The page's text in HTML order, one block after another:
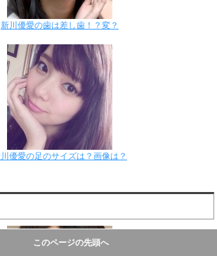
新川優愛の歯は差し歯！？変？
優愛の足のサイズは？画像は？
このページの先頭へ